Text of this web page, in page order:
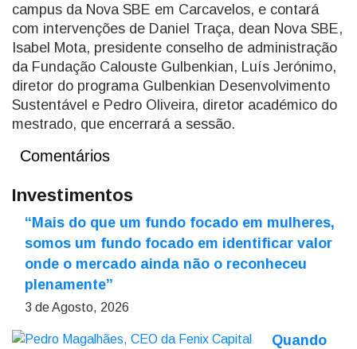
campus da Nova SBE em Carcavelos, e contará
com intervenções de Daniel Traça, dean Nova SBE,
Isabel Mota, presidente conselho de administração
da Fundação Calouste Gulbenkian, Luís Jerónimo,
diretor do programa Gulbenkian Desenvolvimento
Sustentável e Pedro Oliveira, diretor académico do
mestrado, que encerrará a sessão.
Comentários
Investimentos
“Mais do que um fundo focado em mulheres,
somos um fundo focado em identificar valor
onde o mercado ainda não o reconheceu
plenamente”
3 de Agosto, 2026
Quando